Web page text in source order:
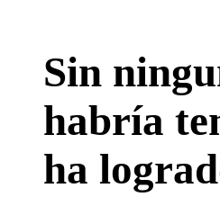
Sin
habría
ha